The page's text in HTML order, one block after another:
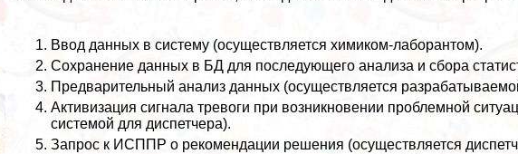
Ввод данных в систему (осуществляется химиком-лаборантом).
Сохранение данных в БД для последующего анализа и сбора
Предварительный анализ данных (осуществляется
Активизация сигнала тревоги при возникновении проблемной
системой для диспетчера).
Запрос к ИСППР о рекомендации решения (осуществляется